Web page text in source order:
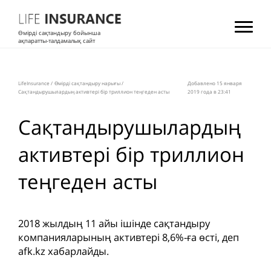
Өмірді сақтандыру бойынша
ақпаратты-талдамалық сайт
LifeInsurance / Өмірді сақтандыру нарығы/
Сақтандырушылардың активтері бір триллион теңгеден асты
Добавлено 15 января
2019 года в 23:41
Сақтандырушылардың
активтері бір триллион
теңгеден асты
2018 жылдың 11 айы ішінде сақтандыру
компанияларының активтері 8,6%-ға өсті, деп
afk.kz хабарлайды.